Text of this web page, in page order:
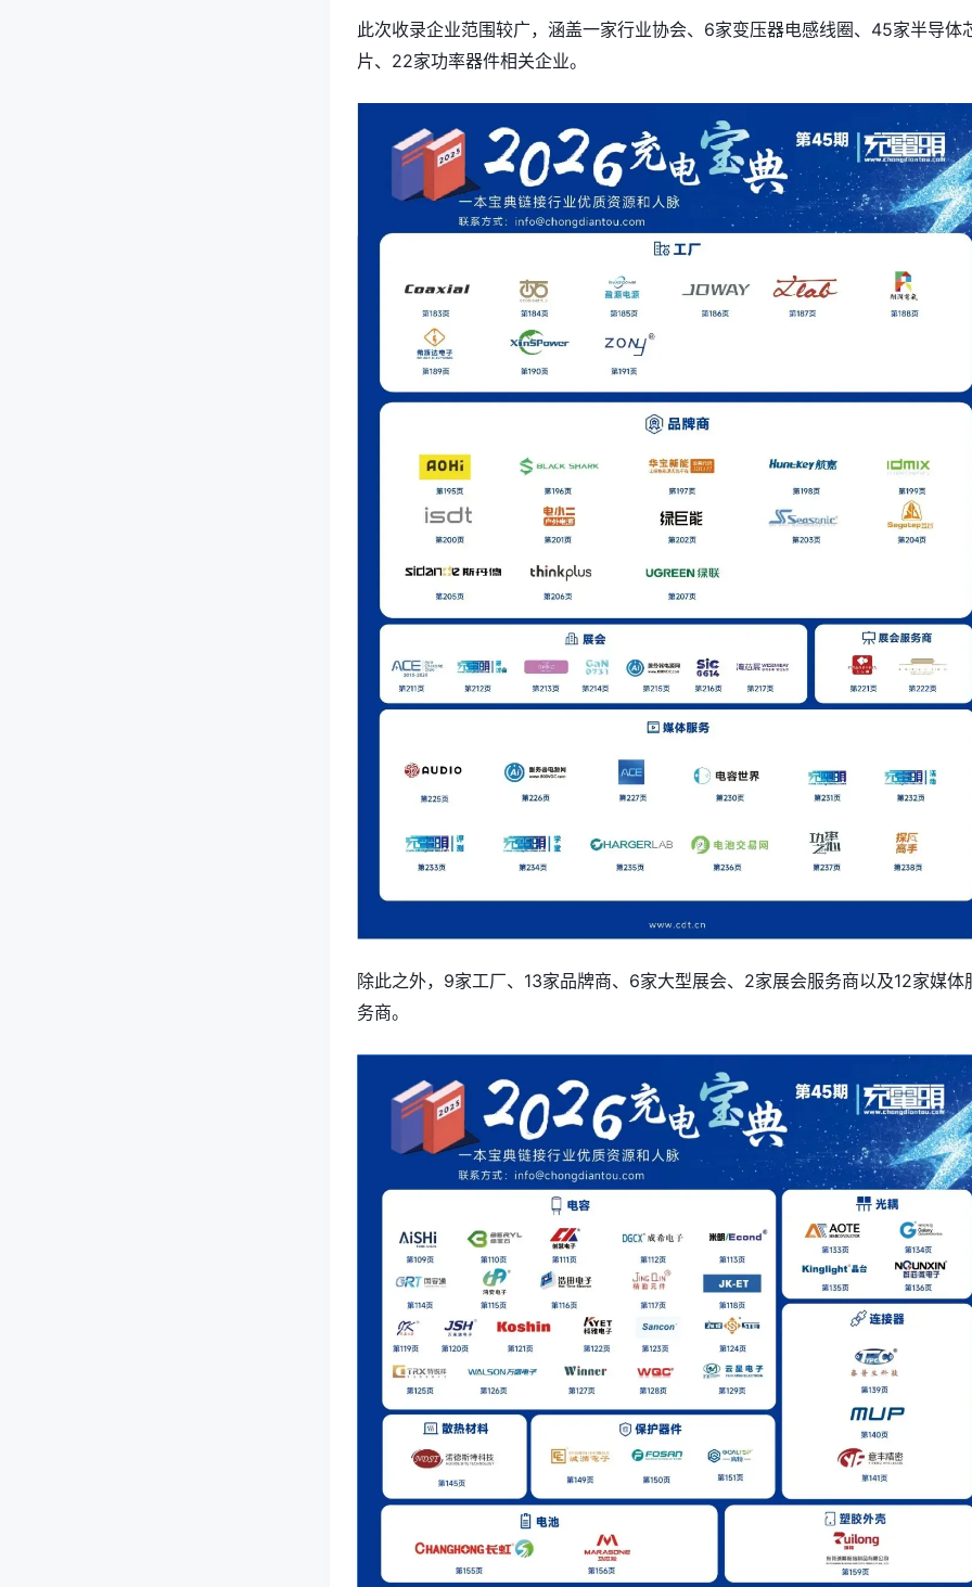
此次收录企业范围较广，涵盖一家行业协会、6家变压器电感线圈、45家半导体
片、22家功率器件相关企业。
除此之外，9家工厂、13家品牌商、6家大型展会、2家展会服务商以及12家媒体
务商。